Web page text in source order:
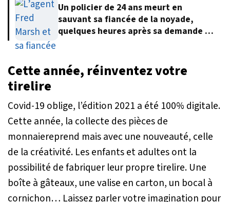
Un policier de 24 ans meurt en
sauvant sa fiancée de la noyade,
quelques heures après sa demande en
Cette année, réinventez votre
tirelire
Covid-19 oblige, l’édition 2021 a été 100% digitale.
Cette année, la collecte des pièces de
monnaiereprend mais avec une nouveauté, celle
de la créativité. Les enfants et adultes ont la
possibilité de fabriquer leur propre tirelire. Une
boîte à gâteaux, une valise en carton, un bocal à
cornichon… Laissez parler votre imagination pour